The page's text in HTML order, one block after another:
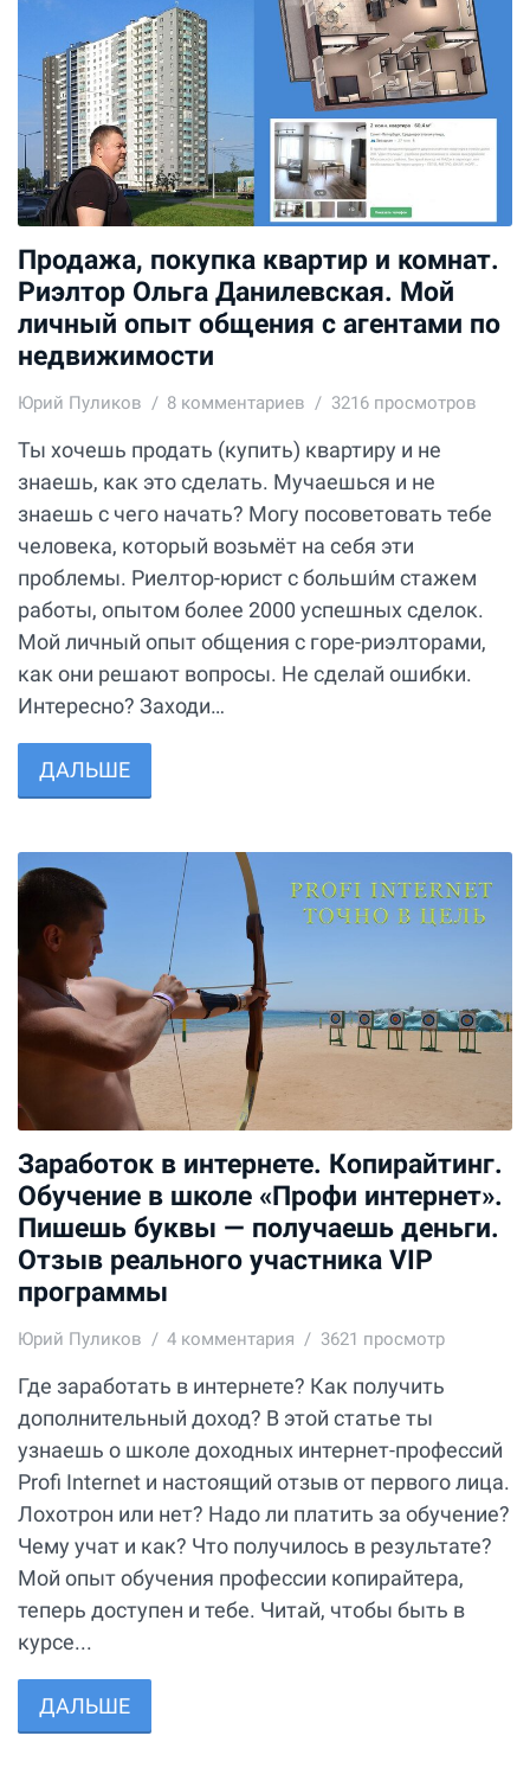
Продажа, покупка квартир и комнат.
Риэлтор Ольга Данилевская. Мой
личный опыт общения с агентами по
недвижимости
Юрий Пуликов 8 комментариев 3216 просмотров
Ты хочешь продать (купить) квартиру и не
знаешь, как это сделать. Мучаешься и не
знаешь с чего начать? Могу посоветовать тебе
человека, который возьмёт на себя эти
проблемы. Риелтор-юрист с больши́м стажем
работы, опытом более 2000 успешных сделок.
Мой личный опыт общения с горе-риэлторами,
как они решают вопросы. Не сделай ошибки.
Интересно? Заходи…
ДАЛЬШЕ
Заработок в интернете. Копирайтинг.
Обучение в школе «Профи интернет».
Пишешь буквы — получаешь деньги.
Отзыв реального участника VIP
программы
Юрий Пуликов 4 комментария 3621 просмотр
Где заработать в интернете? Как получить
дополнительный доход? В этой статье ты
узнаешь о школе доходных интернет-профессий
Profi Internet и настоящий отзыв от первого лица.
Лохотрон или нет? Надо ли платить за обучение?
Чему учат и как? Что получилось в результате?
Мой опыт обучения профессии копирайтера,
теперь доступен и тебе. Читай, чтобы быть в
курсе...
ДАЛЬШЕ